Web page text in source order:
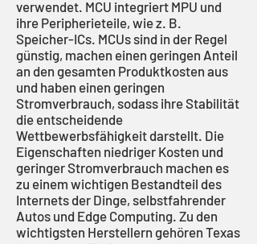
verwendet. MCU integriert MPU und
ihre Peripherieteile, wie z. B.
Speicher-ICs. MCUs sind in der Regel
günstig, machen einen geringen Anteil
an den gesamten Produktkosten aus
und haben einen geringen
Stromverbrauch, sodass ihre Stabilität
die entscheidende
Wettbewerbsfähigkeit darstellt. Die
Eigenschaften niedriger Kosten und
geringer Stromverbrauch machen es
zu einem wichtigen Bestandteil des
Internets der Dinge, selbstfahrender
Autos und Edge Computing. Zu den
wichtigsten Herstellern gehören Texas